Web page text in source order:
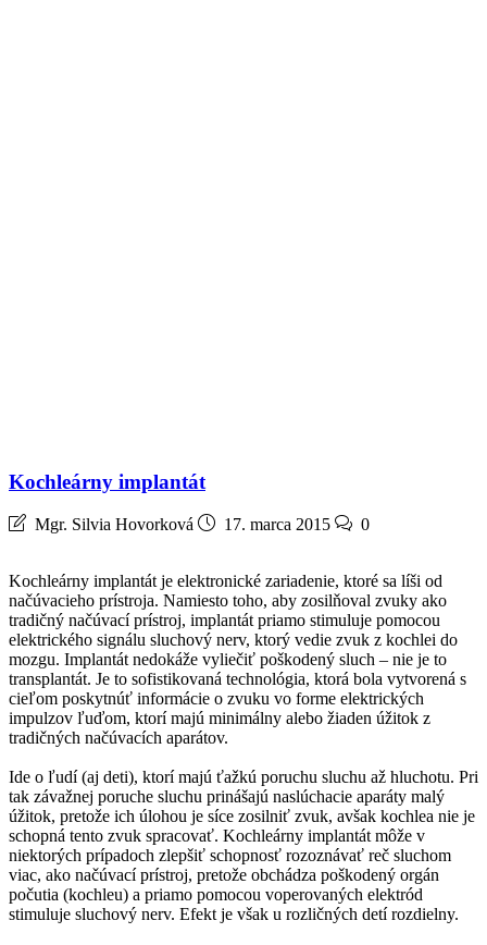
Kochleárny implantát
Mgr. Silvia Hovorková 17. marca 2015 0
Kochleárny implantát je elektronické zariadenie, ktoré sa líši od
načúvacieho prístroja. Namiesto toho, aby zosilňoval zvuky ako
tradičný načúvací prístroj, implantát priamo stimuluje pomocou
elektrického signálu sluchový nerv, ktorý vedie zvuk z kochlei do
mozgu. Implantát nedokáže vyliečiť poškodený sluch – nie je to
transplantát. Je to sofistikovaná technológia, ktorá bola vytvorená s
cieľom poskytnúť informácie o zvuku vo forme elektrických
impulzov ľuďom, ktorí majú minimálny alebo žiaden úžitok z
tradičných načúvacích aparátov.
Ide o ľudí (aj deti), ktorí majú ťažkú poruchu sluchu až hluchotu. Pri
tak závažnej poruche sluchu prinášajú naslúchacie aparáty malý
úžitok, pretože ich úlohou je síce zosilniť zvuk, avšak kochlea nie je
schopná tento zvuk spracovať. Kochleárny implantát môže v
niektorých prípadoch zlepšiť schopnosť rozoznávať reč sluchom
viac, ako načúvací prístroj, pretože obchádza poškodený orgán
počutia (kochleu) a priamo pomocou voperovaných elektród
stimuluje sluchový nerv. Efekt je však u rozličných detí rozdielny.